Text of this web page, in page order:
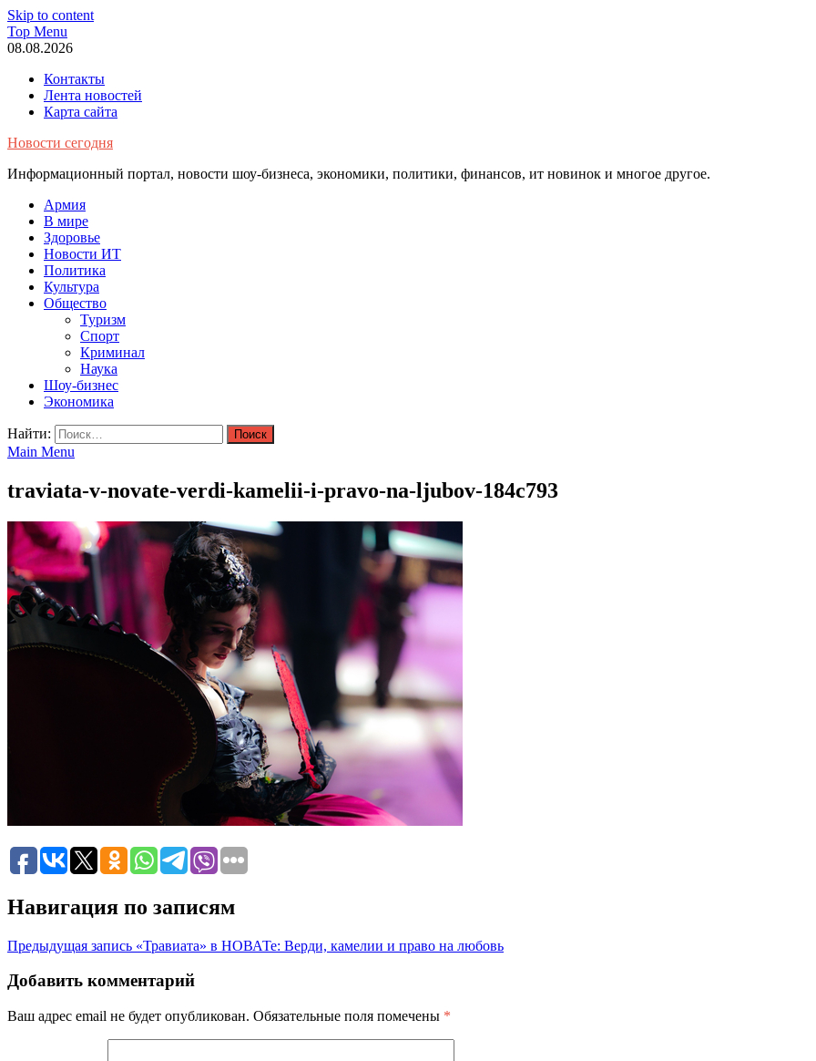
Skip to content
Top Menu
08.08.2026
Контакты
Лента новостей
Карта сайта
Новости сегодня
Информационный портал, новости шоу-бизнеса, экономики, политики, финансов, ит новинок и многое другое.
Армия
В мире
Здоровье
Новости ИТ
Политика
Культура
Общество
Туризм
Спорт
Криминал
Наука
Шоу-бизнес
Экономика
Найти:
Main Menu
traviata-v-novate-verdi-kamelii-i-pravo-na-ljubov-184c793
Навигация по записям
Предыдущая запись «Травиата» в НОВАТе: Верди, камелии и право на любовь
Добавить комментарий
Ваш адрес email не будет опубликован. Обязательные поля помечены *